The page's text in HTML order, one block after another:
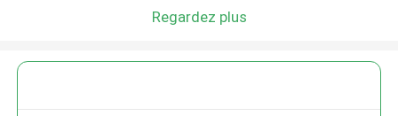
Regardez plus